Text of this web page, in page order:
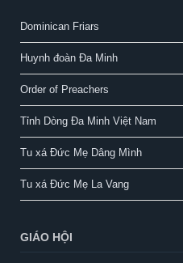
Dominican Friars
Huynh đoàn Đa Minh
Order of Preachers
Tỉnh Dòng Đa Minh Việt Nam
Tu xá Đức Mẹ Dâng Mình
Tu xá Đức Mẹ La Vang
GIÁO HỘI